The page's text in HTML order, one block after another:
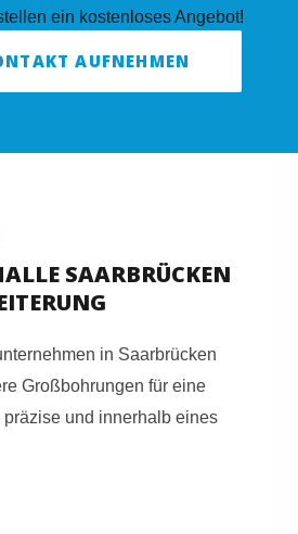
ein kostenloses Angebot!
AUFNEHMEN
SAARBRÜCKEN
in Saarbrücken
Großbohrungen für eine
und innerhalb eines